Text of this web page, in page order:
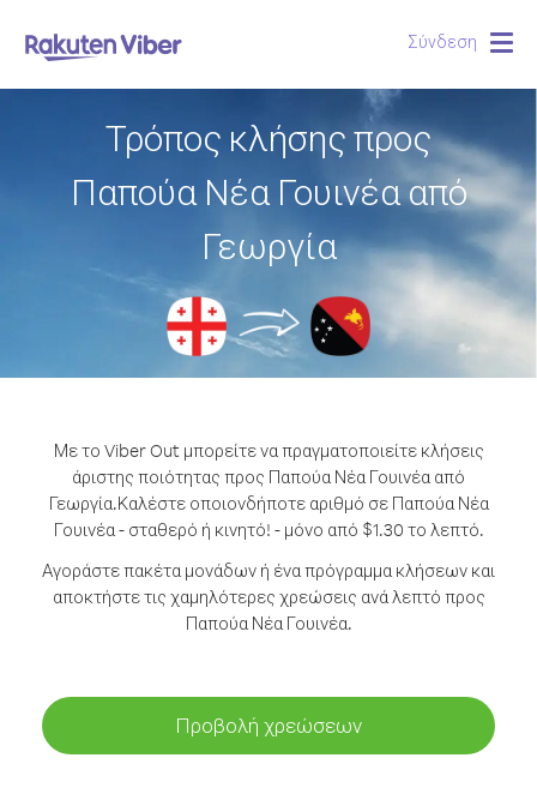
Σύνδεση
Τρόπος κλήσης προς
Παπούα Νέα Γουινέα από
Γεωργία
Με το Viber Out μπορείτε να πραγματοποιείτε κλήσεις
άριστης ποιότητας προς Παπούα Νέα Γουινέα από
Γεωργία.Καλέστε οποιονδήποτε αριθμό σε Παπούα Νέα
Γουινέα - σταθερό ή κινητό! - μόνο από $1.30 το λεπτό.
Αγοράστε πακέτα μονάδων ή ένα πρόγραμμα κλήσεων και
αποκτήστε τις χαμηλότερες χρεώσεις ανά λεπτό προς
Παπούα Νέα Γουινέα.
Προβολή χρεώσεων